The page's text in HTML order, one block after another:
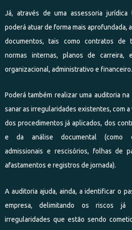
Já, através de uma assessoria jurídica
poderá atuar de forma mais aprofundada,
documentos, tais como contratos de
normas internas, planos de carreira,
organizacional, administrativo e financeiro.
Poderá também realizar uma auditoria
sanar as irregularidades existentes, com
dos procedimentos já aplicados, dos
e da análise documental (como
admissionais e rescisórios, folhas de
afastamentos e registros de jornada).
A auditoria ajuda, ainda, a identificar o
empresa, delimitando os riscos
irregularidades que estão sendo